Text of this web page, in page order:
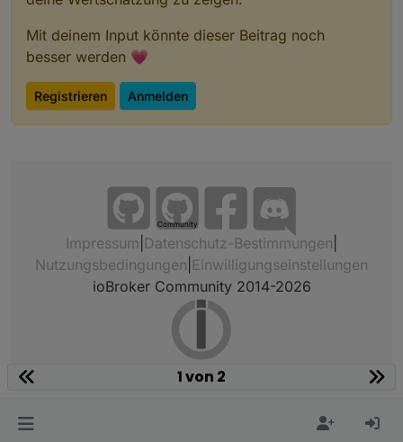
Mit deinem Input könnte dieser Beitrag noch
besser werden 💗
Registrieren Anmelden
Community
Impressum Datenschutz-Bestimmungen
Nutzungsbedingungen Einwilligungseinstellungen
ioBroker Community 2014-2026
1 von 2